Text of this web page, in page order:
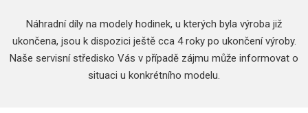
Náhradní díly na modely hodinek, u kterých byla výroba již
ukončena, jsou k dispozici ještě cca 4 roky po ukončení výroby.
Naše servisní středisko Vás v případě zájmu může informovat o
situaci u konkrétního modelu.